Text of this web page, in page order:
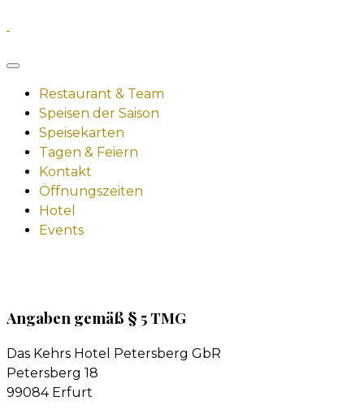
Restaurant & Team
Speisen der Saison
Speisekarten
Tagen & Feiern
Kontakt
Öffnungszeiten
Hotel
Events
Angaben gemäß § 5 TMG
Das Kehrs Hotel Petersberg GbR
Petersberg 18
99084 Erfurt